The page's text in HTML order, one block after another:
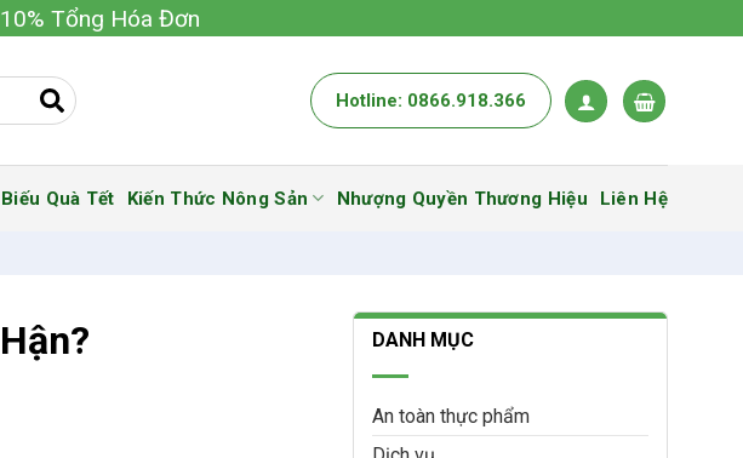
Tổng Hóa Đơn
Hotline: 0866.918.366
Quà Tết Kiến Thức Nông Sản Nhượng Quyền Thương Hiệu Liên Hệ
DANH MỤC
An toàn thực phẩm